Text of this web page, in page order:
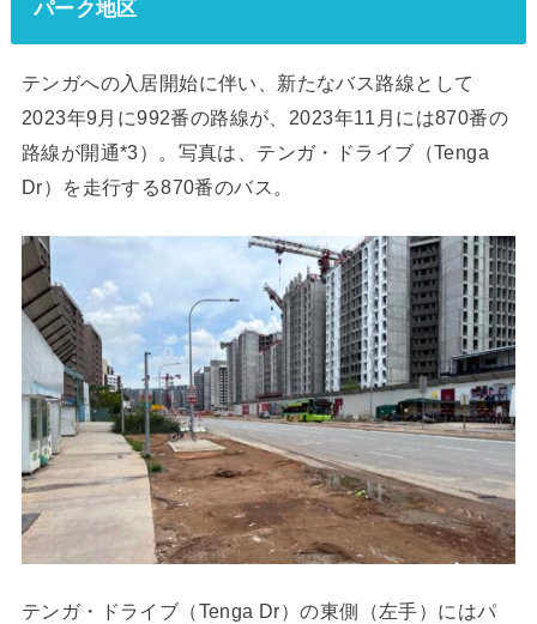
パーク地区
テンガへの入居開始に伴い、新たなバス路線として
2023年9月に992番の路線が、2023年11月には870番の
路線が開通*3）。写真は、テンガ・ドライブ（Tenga
Dr）を走行する870番のバス。
テンガ・ドライブ（Tenga Dr）の東側（左手）にはパ